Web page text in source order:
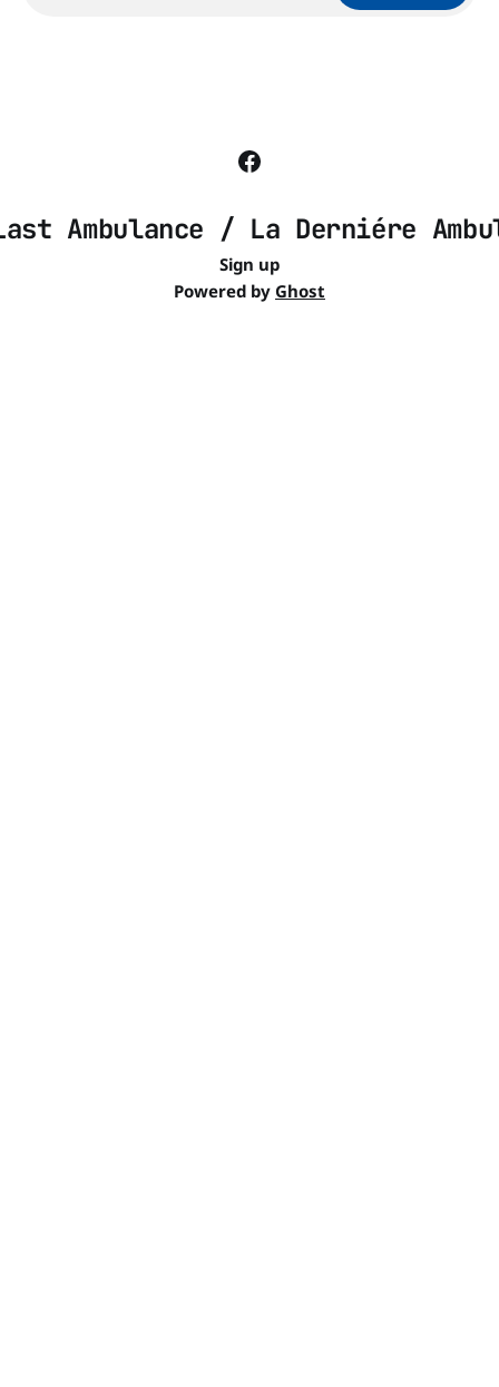
Ambulance / La Derniére
Sign up
Powered by Ghost